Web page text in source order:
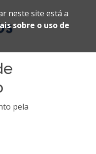
pela
neste site está a
sobre o uso de